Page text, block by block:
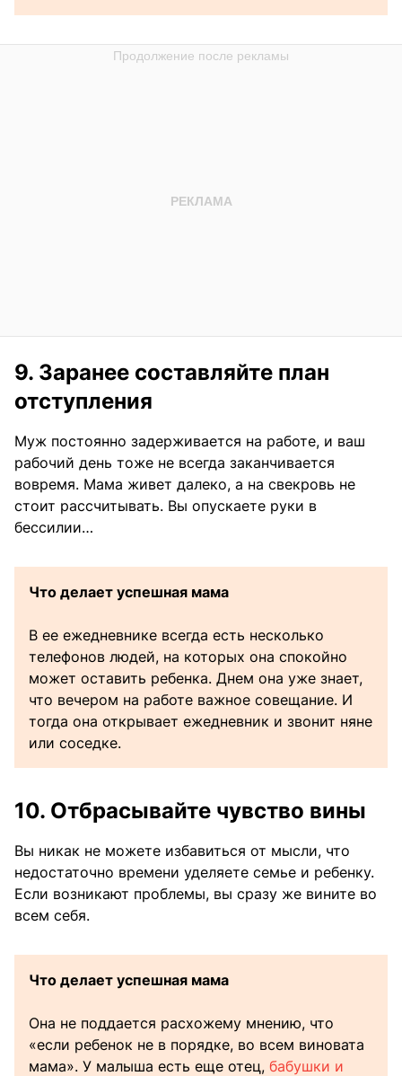
9. Заранее составляйте план
отступления
Муж постоянно задерживается на работе, и ваш
рабочий день тоже не всегда заканчивается
вовремя. Мама живет далеко, а на свекровь не
стоит рассчитывать. Вы опускаете руки в
бессилии…
Что делает успешная мама
В ее ежедневнике всегда есть несколько
телефонов людей, на которых она спокойно
может оставить ребенка. Днем она уже знает,
что вечером на работе важное совещание. И
тогда она открывает ежедневник и звонит няне
или соседке.
10. Отбрасывайте чувство вины
Вы никак не можете избавиться от мысли, что
недостаточно времени уделяете семье и ребенку.
Если возникают проблемы, вы сразу же вините во
всем себя.
Что делает успешная мама
Она не поддается расхожему мнению, что
«если ребенок не в порядке, во всем виновата
мама». У малыша есть еще отец, бабушки и